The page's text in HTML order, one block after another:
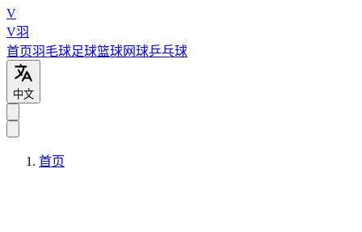
V
V羽
首页羽毛球足球篮球网球乒乓球
中文
首页